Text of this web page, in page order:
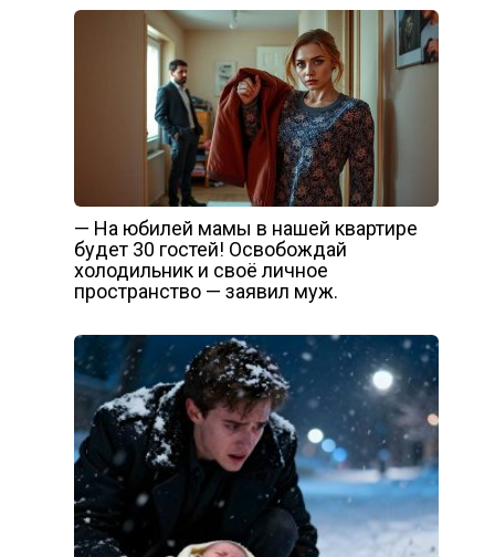
— На юбилей мамы в нашей квартире
будет 30 гостей! Освобождай
холодильник и своё личное
пространство — заявил муж.